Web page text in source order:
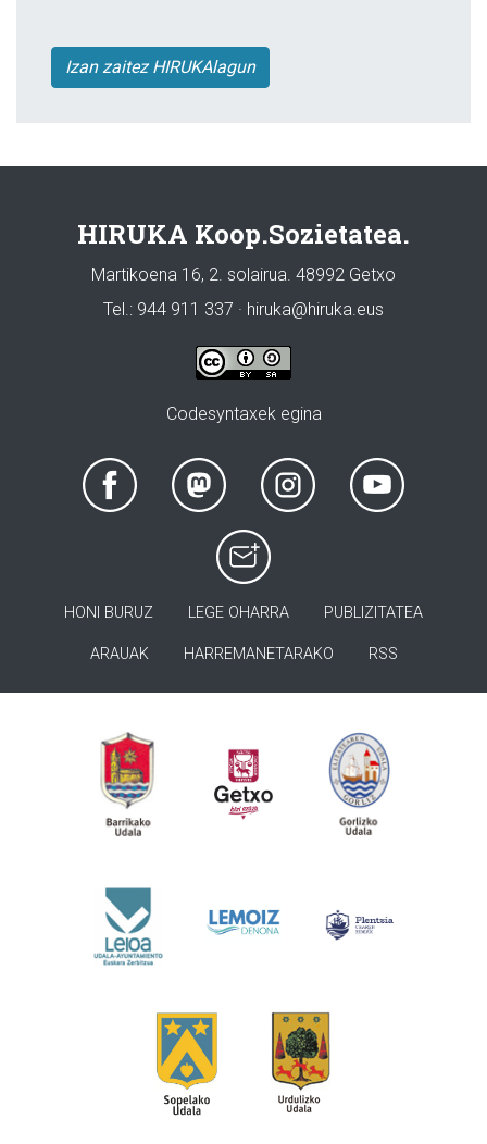
Izan zaitez HIRUKAlagun
HIRUKA Koop.Sozietatea.
Martikoena 16, 2. solairua. 48992 Getxo
Tel.: 944 911 337 · hiruka@hiruka.eus
Codesyntaxek egina
HONI BURUZ LEGE OHARRA PUBLIZITATEA
ARAUAK HARREMANETARAKO RSS